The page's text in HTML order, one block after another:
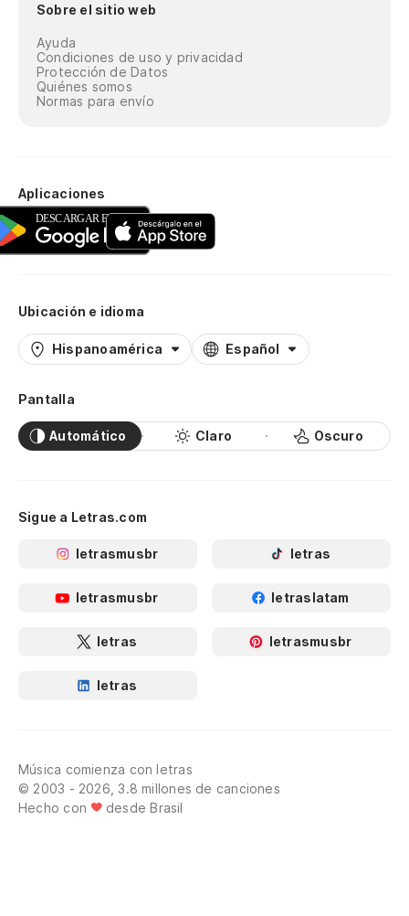
Sobre el sitio web
Ayuda
Condiciones de uso y privacidad
Protección de Datos
Quiénes somos
Normas para envío
Aplicaciones
Ubicación e idioma
Hispanoamérica Español
Pantalla
Automático Claro Oscuro
Sigue a Letras.com
letrasmusbr letras
letrasmusbr letraslatam
letras letrasmusbr
letras
Música comienza con letras
© 2003 - 2026, 3.8 millones de canciones
Hecho con
desde Brasil